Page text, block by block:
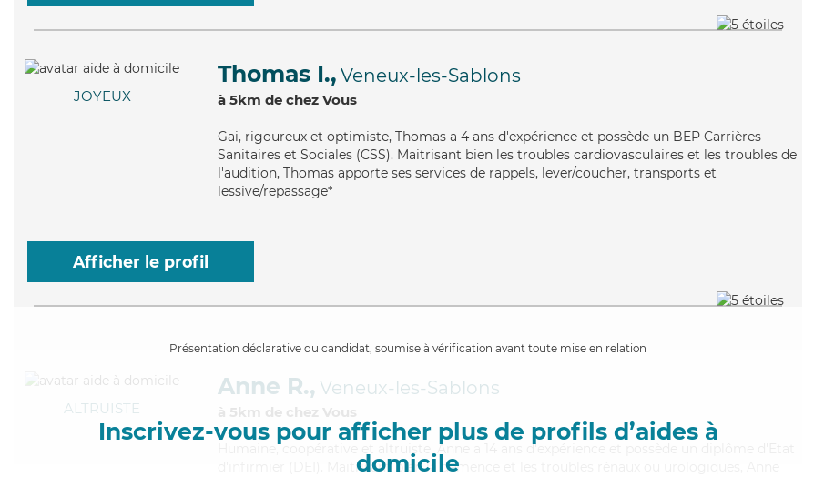
JOYEUX
Thomas I., Veneux-les-Sablons
à 5km de chez Vous
Gai, rigoureux et optimiste, Thomas a 4 ans d'expérience et possède un BEP Carrières
Sanitaires et Sociales (CSS). Maitrisant bien les troubles cardiovasculaires et les troubles de
l'audition, Thomas apporte ses services de rappels, lever/coucher, transports et
lessive/repassage*
Afficher le profil
Présentation déclarative du candidat, soumise à vérification avant toute mise en relation
Inscrivez-vous pour afficher plus de profils d’aides à
domicile
ALTRUISTE
Anne R., Veneux-les-Sablons
à 5km de chez Vous
, coopérative et altruiste, Anne a 14 ans d'expérience et possède un diplôme d'Etat
d'infirmier (DEI). Maitrisant bien la démence et les troubles rénaux ou urologiques, Anne